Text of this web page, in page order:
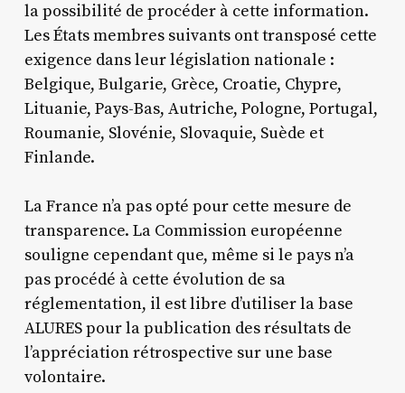
la possibilité de procéder à cette information.
Les États membres suivants ont transposé cette
exigence dans leur législation nationale :
Belgique, Bulgarie, Grèce, Croatie, Chypre,
Lituanie, Pays-Bas, Autriche, Pologne, Portugal,
Roumanie, Slovénie, Slovaquie, Suède et
Finlande.
La France n’a pas opté pour cette mesure de
transparence. La Commission européenne
souligne cependant que, même si le pays n’a
pas procédé à cette évolution de sa
réglementation, il est libre d’utiliser la base
ALURES pour la publication des résultats de
l’appréciation rétrospective sur une base
volontaire.